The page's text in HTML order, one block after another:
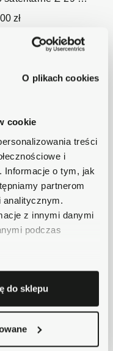
O plikach cookies
cookie
treści
i
Informacje o tym, jak
partnerom
z innymi danymi
podczas
do sklepu
fi 38mm
zł
zębate przekładni
fi...
zł